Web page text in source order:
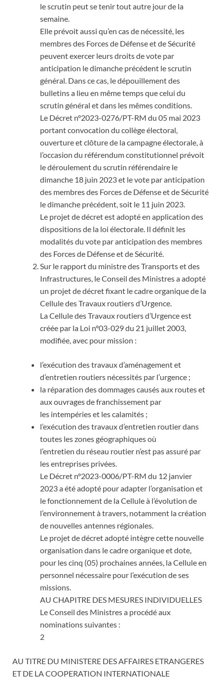
le scrutin peut se tenir tout autre jour de la
semaine.
Elle prévoit aussi qu’en cas de nécessité, les
membres des Forces de Défense et de Sécurité
peuvent exercer leurs droits de vote par
anticipation le dimanche précédent le scrutin
général. Dans ce cas, le dépouillement des
bulletins a lieu en même temps que celui du
scrutin général et dans les mêmes conditions.
Le Décret n°2023-0276/PT-RM du 05 mai 2023
portant convocation du collège électoral,
ouverture et clôture de la campagne électorale, à
l’occasion du référendum constitutionnel prévoit
le déroulement du scrutin référendaire le
dimanche 18 juin 2023 et le vote par anticipation
des membres des Forces de Défense et de Sécurité
le dimanche précédent, soit le 11 juin 2023.
Le projet de décret est adopté en application des
dispositions de la loi électorale. Il définit les
modalités du vote par anticipation des membres
des Forces de Défense et de Sécurité.
Sur le rapport du ministre des Transports et des
Infrastructures, le Conseil des Ministres a adopté
un projet de décret fixant le cadre organique de la
Cellule des Travaux routiers d’Urgence.
La Cellule des Travaux routiers d’Urgence est
créée par la Loi n°03-029 du 21 juillet 2003,
modifiée, avec pour mission :
l’exécution des travaux d’aménagement et
d’entretien routiers nécessités par l’urgence ;
la réparation des dommages causés aux routes et
aux ouvrages de franchissement par
les intempéries et les calamités ;
l’exécution des travaux d’entretien routier dans
toutes les zones géographiques où
l’entretien du réseau routier n’est pas assuré par
les entreprises privées.
Le Décret n°2023-0006/PT-RM du 12 janvier
2023 a été adopté pour adapter l’organisation et
le fonctionnement de la Cellule à l’évolution de
l’environnement à travers, notamment la création
de nouvelles antennes régionales.
Le projet de décret adopté intègre cette nouvelle
organisation dans le cadre organique et dote,
pour les cinq (05) prochaines années, la Cellule en
personnel nécessaire pour l’exécution de ses
missions.
AU CHAPITRE DES MESURES INDIVIDUELLES
Le Conseil des Ministres a procédé aux
nominations suivantes :
2
AU TITRE DU MINISTERE DES AFFAIRES ETRANGERES
ET DE LA COOPERATION INTERNATIONALE